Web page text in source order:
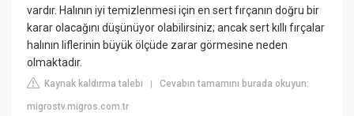
vardır. Halının iyi temizlenmesi için en sert fırçanın doğru bir
karar olacağını düşünüyor olabilirsiniz; ancak sert kıllı fırçalar
halının liflerinin büyük ölçüde zarar görmesine neden
olmaktadır.
Kaynak kaldırma talebi |Cevabın tamamını burada okuyun:
migrostv.migros.com.tr